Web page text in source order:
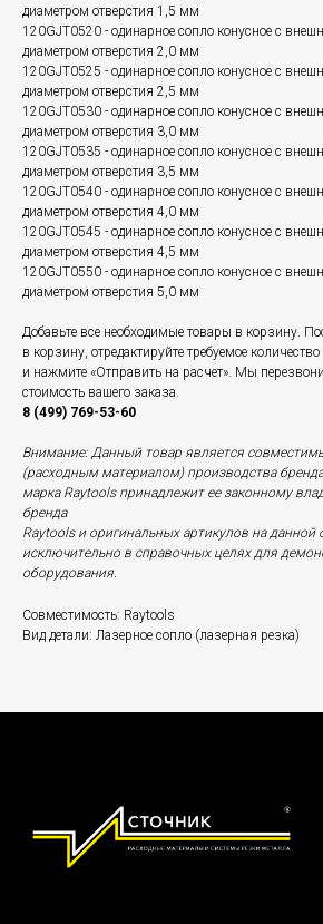
диаметром отверстия 1,5 мм
120GJT0520 - одинарное сопло конусное с
диаметром отверстия 2,0 мм
120GJT0525 - одинарное сопло конусное с
диаметром отверстия 2,5 мм
120GJT0530 - одинарное сопло конусное с
диаметром отверстия 3,0 мм
120GJT0535 - одинарное сопло конусное с
диаметром отверстия 3,5 мм
120GJT0540 - одинарное сопло конусное с
диаметром отверстия 4,0 мм
120GJT0545 - одинарное сопло конусное с
диаметром отверстия 4,5 мм
120GJT0550 - одинарное сопло конусное с
диаметром отверстия 5,0 мм
Добавьте все необходимые товары в корзину.
в корзину, отредактируйте требуемое
и нажмите «Отправить на расчет». Мы
стоимость вашего заказа.
8 (499) 769-53-60
Внимание: Данный товар является
(расходным материалом) производства
марка Raytools принадлежит ее законному
бренда
Raytools и оригинальных артикулов на данной
исключительно в справочных целях для
оборудования.
Совместимость: Raytools
Вид детали: Лазерное сопло (лазерная резка)